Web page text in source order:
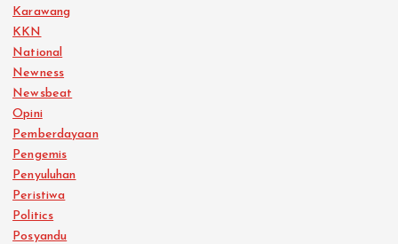
Karawang
KKN
National
Newness
Newsbeat
Opini
Pemberdayaan
Pengemis
Penyuluhan
Peristiwa
Politics
Posyandu